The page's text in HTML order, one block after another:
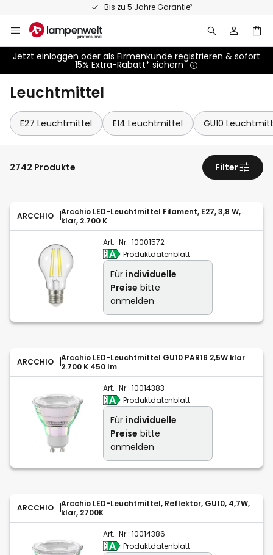
Bis zu 5 Jahre Garantie²
Inhalt
springen
Jetzt einloggen oder als Firmenkunde registrieren & sofort
15% Extra-Rabatt* sichern
Leuchtmittel
E27 Leuchtmittel E14 Leuchtmittel GU10
ARCCHIO
Arcchio LED-Leuchtmittel Filament, E27, 3,8 W,
klar, 2.700 K
Art.-Nr.: 10001572
Produktdatenblatt
Für individuelle
Preise bitte
anmelden
ARCCHIO
Arcchio LED-Leuchtmittel GU10 PAR16 2,5W klar
2.700 K 450 lm
Art.-Nr.: 10014383
Produktdatenblatt
Für individuelle
Preise bitte
anmelden
ARCCHIO
Arcchio LED-Leuchtmittel, Reflektor, GU10, 4,7W,
klar, 2700K
Art.-Nr.: 10014386
Produktdatenblatt
2742 Produkte Filter